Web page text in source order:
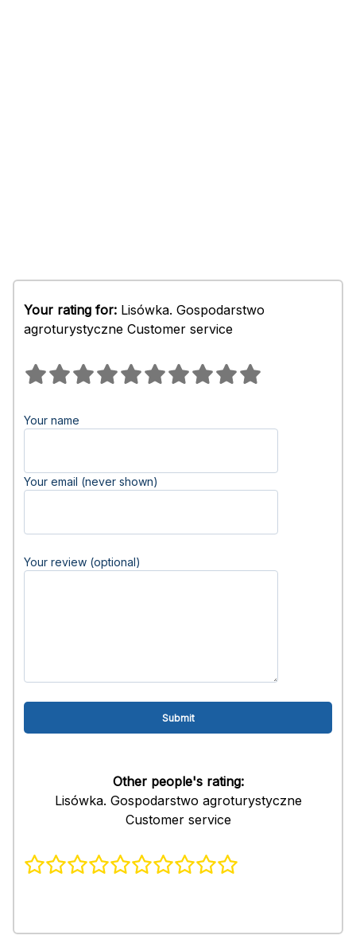
Your rating for: Lisówka. Gospodarstwo
agroturystyczne Customer service
Your name
Your email (never shown)
Your review (optional)
Other people's rating:
Lisówka. Gospodarstwo agroturystyczne
Customer service